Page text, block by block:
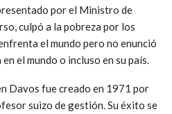
por el Ministro de
culpó a la pobreza por los
el mundo pero no enunció
el mundo o incluso en su país.
Davos fue creado en 1971 por
suizo de gestión. Su éxito se